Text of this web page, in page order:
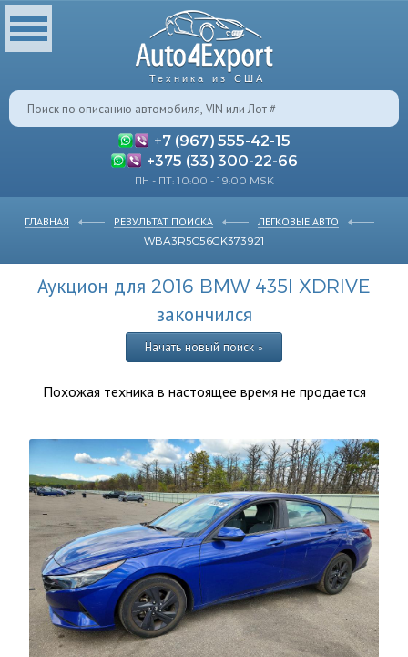
Техника из США
+7 (967) 555-42-15
+375 (33) 300-22-66
ПН - ПТ: 10:00 - 19:00 MSK
ГЛАВНАЯ РЕЗУЛЬТАТ ПОИСКА
ЛЕГКОВЫЕ АВТО
WBA3R5C56GK373921
Аукцион для 2016 BMW 435I XDRIVE
закончился
Начать новый поиск »
Похожая техника в настоящее время не продается